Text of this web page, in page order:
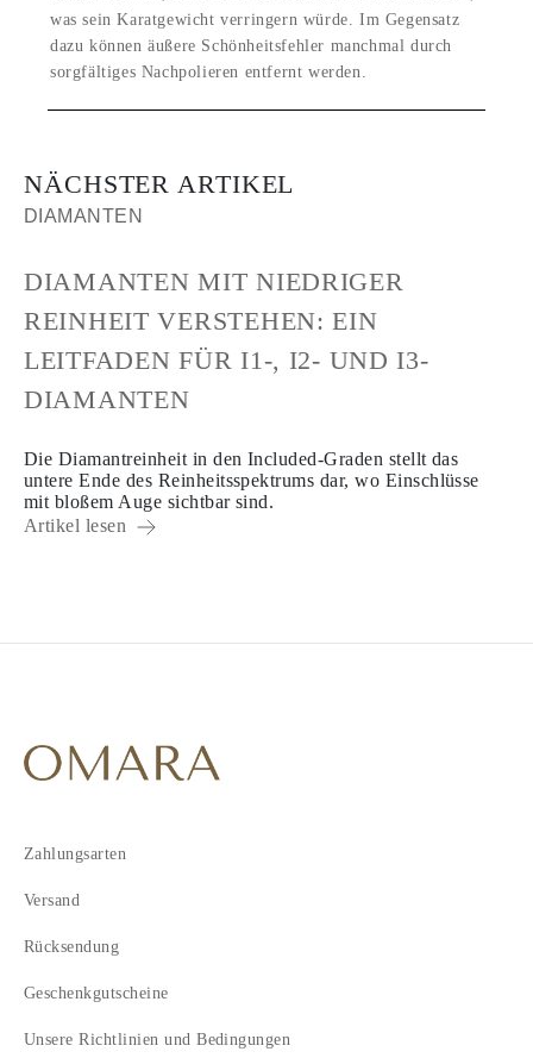
was sein Karatgewicht verringern würde. Im Gegensatz
dazu können äußere Schönheitsfehler manchmal durch
sorgfältiges Nachpolieren entfernt werden.
NÄCHSTER ARTIKEL
DIAMANTEN
DIAMANTEN MIT NIEDRIGER
REINHEIT VERSTEHEN: EIN
LEITFADEN FÜR I1-, I2- UND I3-
DIAMANTEN
Die Diamantreinheit in den Included-Graden stellt das
untere Ende des Reinheitsspektrums dar, wo Einschlüsse
mit bloßem Auge sichtbar sind.
Artikel lesen
Zahlungsarten
Versand
Rücksendung
Geschenkgutscheine
Unsere Richtlinien und Bedingungen